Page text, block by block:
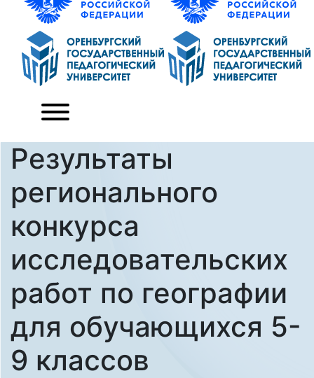
Результаты
регионального
конкурса
исследовательских
работ по географии
для обучающихся 5-
9 классов